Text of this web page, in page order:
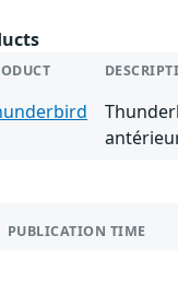
PUBLICATION TIME